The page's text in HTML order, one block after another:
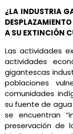
¿LA INDUSTRIA
A SU EXTINCIÓN
Las actividades
actividades
gigantescas
poblaciones
comunidades
su fuente de
se encuentran
preservación de